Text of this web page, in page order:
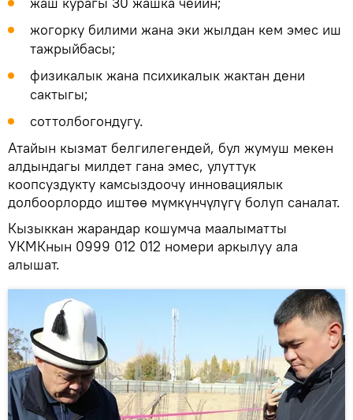
жогорку билими жана эки жылдан кем эмес иш
тажрыйбасы;
физикалык жана психикалык жактан дени
сактыгы;
соттолбогондугу.
Атайын кызмат белгилегендей, бул жумуш мекен
алдындагы милдет гана эмес, улуттук
коопсуздукту камсыздоочу инновациялык
долбоорлордо иштөө мүмкүнчүлүгү болуп саналат.
Кызыккан жарандар кошумча маалыматты
УКМКнын 0999 012 012 номери аркылуу ала
алышат.